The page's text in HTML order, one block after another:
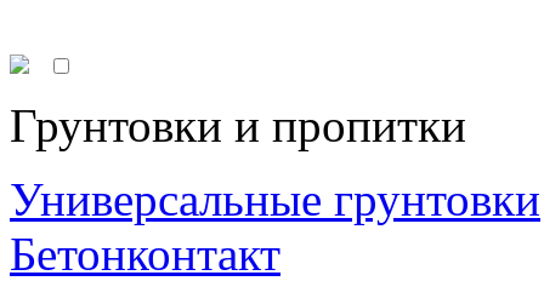
Грунтовки и пропитки
Универсальные грунтовки
Бетонконтакт